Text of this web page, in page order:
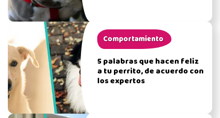
Comportamiento
5 palabras que hacen feliz
a tu perrito, de acuerdo con
los expertos